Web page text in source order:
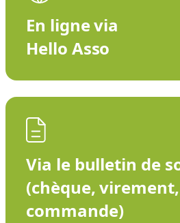
En ligne via
Hello Asso
Via le bulletin de
(chèque,
commande)